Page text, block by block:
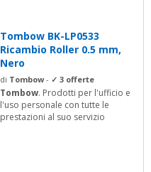
Tombow BK-LP0533
Ricambio Roller 0.5 mm,
Nero
di Tombow- ✓ 3 offerte
Tombow. Prodotti per l'ufficio e
l'uso personale con tutte le
prestazioni al suo servizio